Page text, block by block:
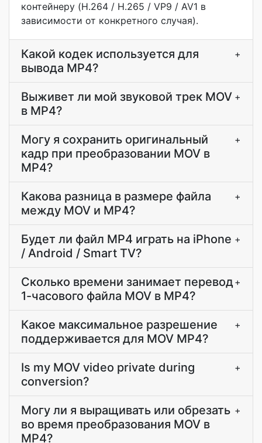
контейнеру (H.264 / H.265 / VP9 / AV1 в
зависимости от конкретного случая).
Какой кодек используется для
вывода MP4?
+
Выживет ли мой звуковой трек MOV
в MP4?
+
Могу я сохранить оригинальный
кадр при преобразовании MOV в
MP4?
+
Какова разница в размере файла
между MOV и MP4?
+
Будет ли файл MP4 играть на iPhone
/ Android / Smart TV?
+
Сколько времени занимает перевод
1-часового файла MOV в MP4?
+
Какое максимальное разрешение
поддерживается для MOV MP4?
+
Is my MOV video private during
conversion?
+
Могу ли я выращивать или обрезать
во время преобразования MOV в
MP4?
+